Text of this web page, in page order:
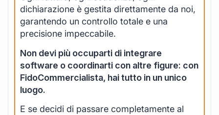
dichiarazione è gestita direttamente da noi,
garantendo un controllo totale e una
precisione impeccabile.
Non devi più occuparti di integrare
software o coordinarti con altre figure: con
FidoCommercialista, hai tutto in un unico
luogo.
E se decidi di passare completamente al